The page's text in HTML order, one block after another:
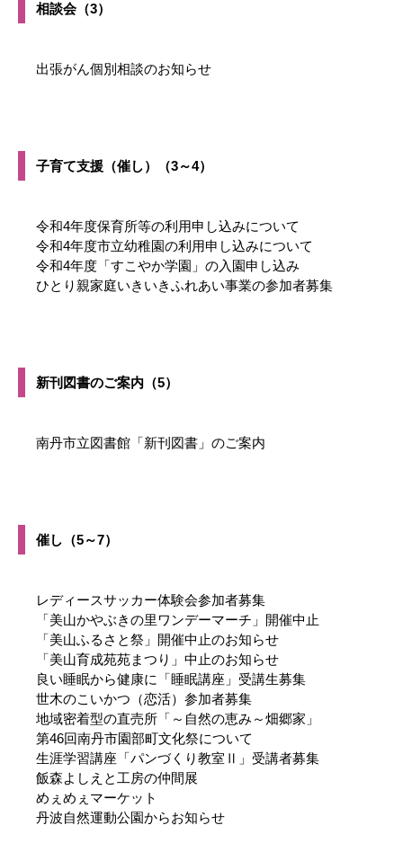
相談会（3）
出張がん個別相談のお知らせ
子育て支援（催し）（3～4）
令和4年度保育所等の利用申し込みについて
令和4年度市立幼稚園の利用申し込みについて
令和4年度「すこやか学園」の入園申し込み
ひとり親家庭いきいきふれあい事業の参加者募集
新刊図書のご案内（5）
南丹市立図書館「新刊図書」のご案内
催し（5～7）
レディースサッカー体験会参加者募集
「美山かやぶきの里ワンデーマーチ」開催中止
「美山ふるさと祭」開催中止のお知らせ
「美山育成苑苑まつり」中止のお知らせ
良い睡眠から健康に「睡眠講座」受講生募集
世木のこいかつ（恋活）参加者募集
地域密着型の直売所「～自然の恵み～畑郷家」
第46回南丹市園部町文化祭について
生涯学習講座「パンづくり教室Ⅱ」受講者募集
飯森よしえと工房の仲間展
めぇめぇマーケット
丹波自然運動公園からお知らせ